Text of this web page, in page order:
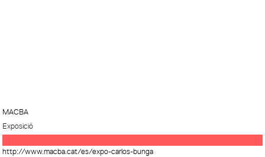
MACBA
Exposició
http://www.macba.cat/es/expo-carlos-bunga